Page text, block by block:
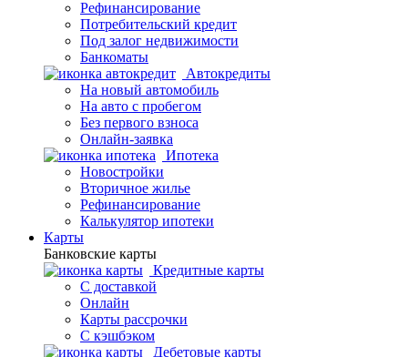
Рефинансирование
Потребительский кредит
Под залог недвижимости
Банкоматы
Автокредиты
На новый автомобиль
На авто с пробегом
Без первого взноса
Онлайн-заявка
Ипотека
Новостройки
Вторичное жилье
Рефинансирование
Калькулятор ипотеки
Карты
Банковские карты
Кредитные карты
С доставкой
Онлайн
Карты рассрочки
С кэшбэком
Дебетовые карты